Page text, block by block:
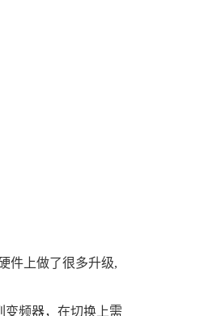
件上做了很多升级,
变频器，在切换上需